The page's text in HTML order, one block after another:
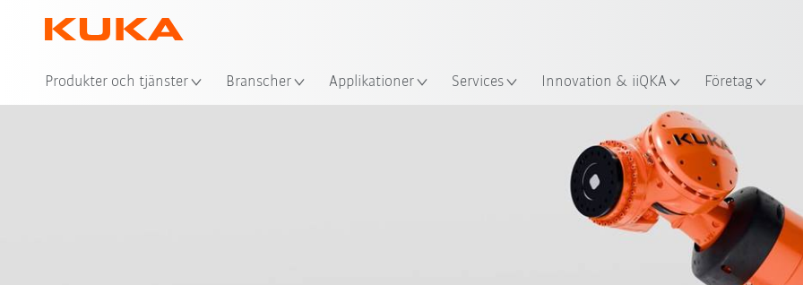
Produkter och tjänster Branscher Applikationer Services Innovation & iiQKA Företag